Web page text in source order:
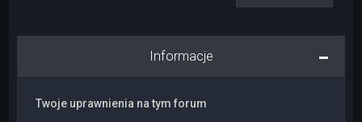
Informacje
Twoje uprawnienia na tym forum